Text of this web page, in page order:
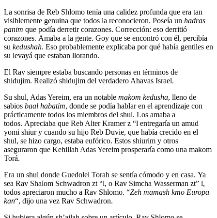
La sonrisa de Reb Shlomo tenía una calidez profunda que era tan
visiblemente genuina que todos la reconocieron. Poseía un hadras
panim que podía derretir corazones. Corrección: eso derritió
corazones. Amaba a la gente. Goy que se encontró con él, percibía
su kedushah. Eso probablemente explicaba por qué había gentiles en
su levayá que estaban llorando.
El Rav siempre estaba buscando personas en términos de
shidujim. Realizó shidujim del verdadero Ahavas Israel.
Su shul, Adas Yereim, era un notable makom kedusha, lleno de
sabios baal habatim, donde se podía hablar en el aprendizaje con
prácticamente todos los miembros del shul. Los amaba a
todos. Apreciaba que Reb Alter Kramer z “l entregaría un amud
yomi shiur y cuando su hijo Reb Duvie, que había crecido en el
shul, se hizo cargo, estaba eufórico. Estos shiurim y otros
aseguraron que Kehillah Adas Yereim prosperaría como una makom
Torá.
Era un shul donde Guedolei Torah se sentía cómodo y en casa. Ya
sea Rav Shalom Schwadron zt “l, o Rav Simcha Wasserman zt” l,
todos apreciaron mucho a Rav Shlomo. “Zeh mamash kmo Europa
kan“, dijo una vez Rav Schwadron.